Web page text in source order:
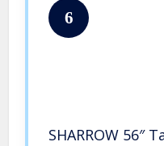
6
SHARROW 56″